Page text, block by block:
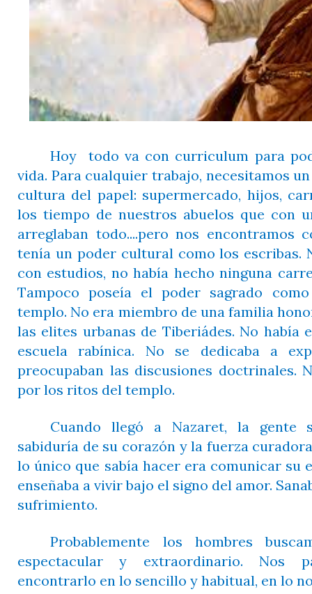
Hoy
todo va con curriculum para
vida. Para cualquier trabajo, necesitamos
cultura del papel: supermercado, hijos,
los tiempo de nuestros abuelos que con
arreglaban todo....pero nos encontramos
tenía un poder cultural como los escribas.
con estudios, no había hecho ninguna
Tampoco poseía el poder sagrado
templo. No era miembro de una familia
las elites urbanas de Tiberiádes. No había
escuela rabínica. No se dedicaba a
preocupaban las discusiones doctrinales.
por los ritos del templo.
Cuando llegó a Nazaret, la gente
sabiduría de su corazón y la fuerza
lo único que sabía hacer era comunicar su
enseñaba a vivir bajo el signo del amor.
sufrimiento.
Probablemente los hombres
espectacular y extraordinario. Nos
encontrarlo en lo sencillo y habitual, en lo